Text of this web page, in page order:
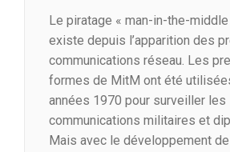
Le piratage « man-in-the-
existe depuis l’apparition des
communications réseau. Les
formes de MitM ont été
années 1970 pour surveiller les
communications militaires et
Mais avec le développement de